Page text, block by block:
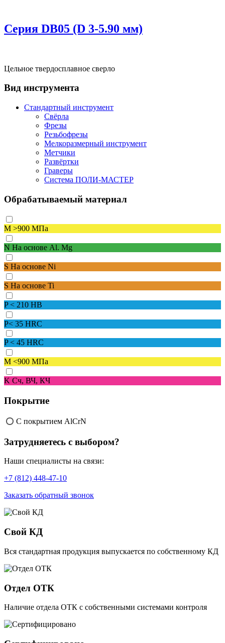
Серия DВ05 (D 3-5.90 мм)
Цельное твердосплавное сверло
Вид инструмента
Стандартный инструмент
Свёрла
Фрезы
Резьбофрезы
Мелкоразмерный инструмент
Метчики
Развёртки
Граверы
Система ПОЛИ-МАСТЕР
Обрабатываемый материал
M >900 МПа
N На основе Al. Mg
S На основе Ni
S На основе Ti
P< 210 HB
P< 35 HRC
P< 45 HRC
M <900 МПа
K Сч, ВЧ, КЧ
Покрытие
С покрытием AlCrN
Затрудняетесь с выбором?
Наши специалисты на связи:
+7 (812) 448-47-10
Заказать обратный звонок
Свой КД
Вся стандартная продукция выпускается по собственному КД
Отдел ОТК
Наличие отдела ОТК с собственными системами контроля